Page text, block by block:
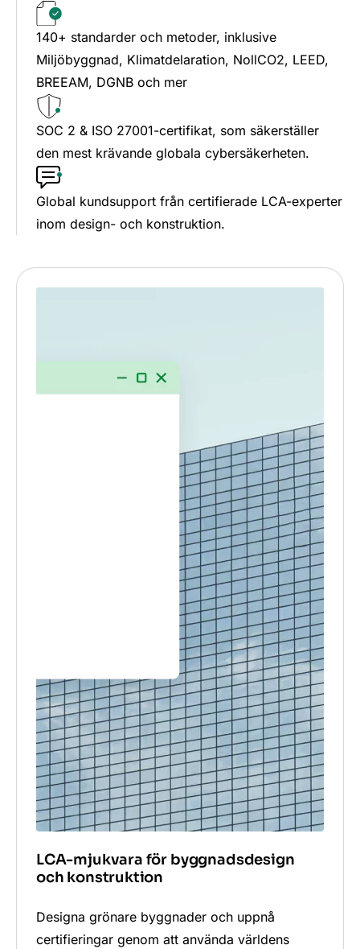
140+ standarder och metoder, inklusive
Miljöbyggnad, Klimatdelaration, NollCO2, LEED,
BREEAM, DGNB och mer
SOC 2 & ISO 27001-certifikat, som säkerställer
den mest krävande globala cybersäkerheten.
Global kundsupport från certifierade LCA-experter
inom design- och konstruktion.
LCA-mjukvara för byggnadsdesign
och konstruktion
Designa grönare byggnader och uppnå
certifieringar genom att använda världens